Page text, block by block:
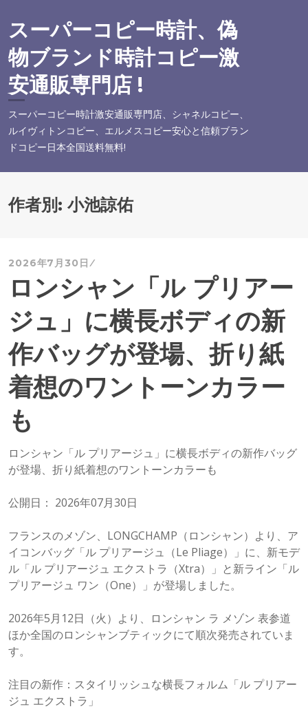
テ
ン
ツ
へ
スーパーコピー時計、偽
物ブランド時計コピー激
安通販専門店 !
スーパーコピー時計激安通販専門店、シャネルコピー、
ルイヴィトンコピー、エルメスコピー安心と信頼ブラン
ドコピー日本全国送料無料!
作者別: 小池諒佑
2026年7月30日
ロンシャン「ル プリアー
ジュ」に横長ボディの新
作バッグが登場、折り紙
着想のワントーンカラー
も
ロンシャン「ル プリアージュ」に横長ボディの新作バッグ
が登場、折り紙着想のワントーンカラーも
公開日： 2026年07月30日
フランスのメゾン、LONGCHAMP（ロンシャン）より、ア
イコンバッグ「ル プリアージュ（Le Pliage）」に、新モデ
ル「ル プリアージュ エクストラ（Xtra）」と新ライン「ル
プリアージュ ワン（One）」が登場しました。
2026年5月12日（火）より、ロンシャン ラ メゾン 表参道
ほか全国のロンシャンブティックにて順次発売されていま
す。
注目の新作：スタイリッシュな横長フォルム「ル プリアー
ジュ エクストラ」